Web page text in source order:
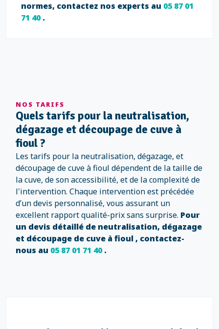
normes, contactez nos experts au 05 87 01
71 40.
NOS TARIFS
Quels tarifs pour la neutralisation,
dégazage et découpage de cuve à
fioul ?
Les tarifs pour la neutralisation, dégazage, et
découpage de cuve à fioul dépendent de la taille de
la cuve, de son accessibilité, et de la complexité de
l'intervention. Chaque intervention est précédée
d’un devis personnalisé, vous assurant un
excellent rapport qualité-prix sans surprise. Pour
un devis détaillé de neutralisation, dégazage
et découpage de cuve à fioul , contactez-
nous au 05 87 01 71 40.